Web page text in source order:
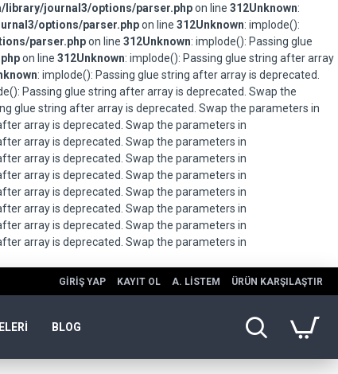
journal3/options/parser.phpon line 312Unknown:
options/parser.phpon line 312Unknown: implode():
parser.phpon line 312Unknown: implode(): Passing glue
on line 312Unknown: implode(): Passing glue string after array
: implode(): Passing glue string after array is deprecated.
Passing glue string after array is deprecated. Swap the
glue string after array is deprecated. Swap the parameters in
array is deprecated. Swap the parameters in
array is deprecated. Swap the parameters in
array is deprecated. Swap the parameters in
array is deprecated. Swap the parameters in
array is deprecated. Swap the parameters in
array is deprecated. Swap the parameters in
array is deprecated. Swap the parameters in
array is deprecated. Swap the parameters in
GIRIŞ YAP KAYIT OL A. LISTEM ÜRÜN KARŞILAŞTIR
BLOG